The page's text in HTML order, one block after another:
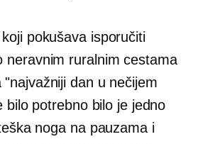
pokušava isporučiti
neravnim ruralnim cestama
dan u nečijem
bilo potrebno bilo je jedno
noga na pauzama i